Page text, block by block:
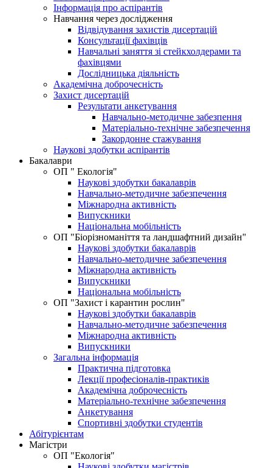
Інформація про аспірантів
Навчання через дослідження
Відвідування захистів дисертацій
Консультації фахівців
Навчальні заняття зі стейкхолдерами та
фахівцями
Дослідницька діяльність
Академічна доброчесність
Захист дисертацій
Результати анкетування
Навчально-методичне забезпення
Матеріально-технічне забезпечення
Закордонне стажування
Наукові здобутки аспірантів
Бакалаври
ОП " Екологія"
Наукові здобутки бакалаврів
Навчально-методичне забезпечення
Міжнародна активність
Випускники
Національна мобільність
ОП "Біорізноманіття та ландшафтний дизайн"
Наукові здобутки бакалаврів
Навчально-методичне забезпечення
Міжнародна активність
Випускники
Національна мобільність
OП "Захист і карантин рослин"
Наукові здобутки бакалаврів
Навчально-методичне забезпечення
Міжнародна активність
Випускники
Загальна інформація
Практична підготовка
Лекції професіоналів-практиків
Академічна доброчесність
Матеріально-технічне забезпечення
Анкетування
Спортивні здобутки студентів
Абітурієнтам
Магістри
ОП "Екологія"